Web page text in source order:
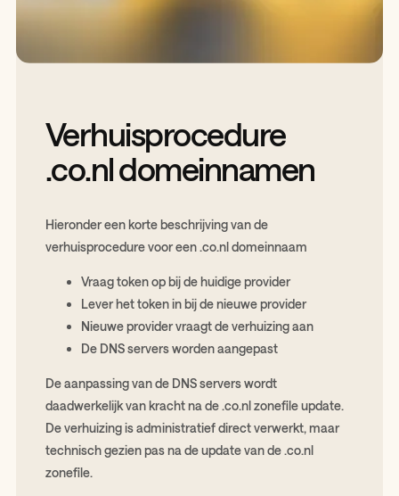
Verhuisprocedure
.co.nl domeinnamen
Hieronder een korte beschrijving van de
verhuisprocedure voor een .co.nl domeinnaam
Vraag token op bij de huidige provider
Lever het token in bij de nieuwe provider
Nieuwe provider vraagt de verhuizing aan
De DNS servers worden aangepast
De aanpassing van de DNS servers wordt
daadwerkelijk van kracht na de .co.nl zonefile update.
De verhuizing is administratief direct verwerkt, maar
technisch gezien pas na de update van de .co.nl
zonefile.